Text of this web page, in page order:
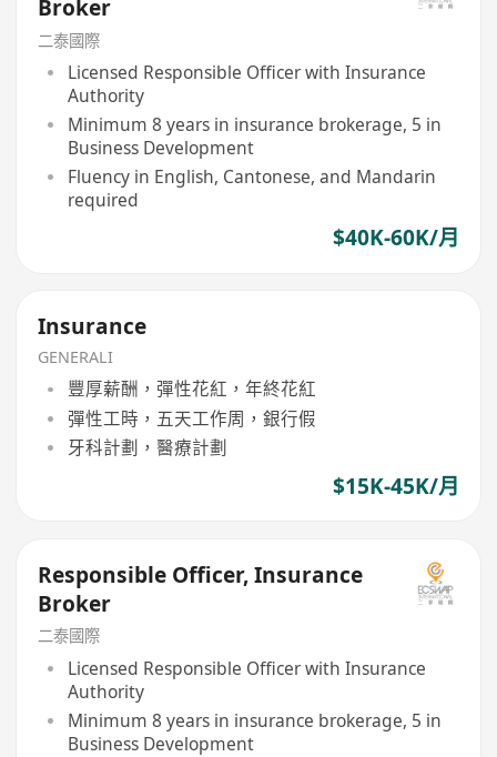
Broker
二泰國際
Licensed Responsible Officer with Insurance
Authority
Minimum 8 years in insurance brokerage, 5 in
Business Development
Fluency in English, Cantonese, and Mandarin
required
$40K-60K/月
Insurance
GENERALI
豐厚薪酬，彈性花紅，年終花紅
彈性工時，五天工作周，銀行假
牙科計劃，醫療計劃
$15K-45K/月
Responsible Officer, Insurance
Broker
二泰國際
Licensed Responsible Officer with Insurance
Authority
Minimum 8 years in insurance brokerage, 5 in
Business Development